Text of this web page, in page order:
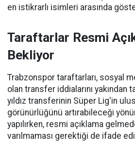
en istikrarlı isimleri arasında
Taraftarlar Resmi
Bekliyor
Trabzonspor taraftarları, sosyal
olan transfer iddialarını yakından
yıldız transferinin Süper Lig'in
görünürlüğünü artırabileceği
yapılırken, resmi açıklama
varılmaması gerektiği de ifade